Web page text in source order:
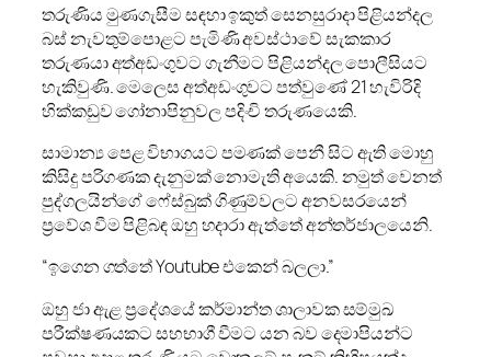
තරුණිය මුණගැසීම සඳහා ඉකුත් සෙනසුරාදා පිළියන්දල
බස් නැවතුම්පොළට පැමිණි අවස්ථාවේ සැකකාර
තරුණයා අත්අඩංගුවට ගැනීමට පිළියන්දල පොලීසියට
හැකිවුණි. මෙලෙස අත්අඩංගුවට පත්වුණේ 21 හැවිරිදි
හික්කඩුව ගෝනාපිනුවල පදිංචි තරුණයෙකි.
සාමාන්‍ය පෙළ විභාගයට පමණක් පෙනී සිට ඇති මොහු
කිසිදු පරිගණක දැනුමක් නොමැති අයෙකි. නමුත් වෙනත්
පුද්ගලයින්ගේ ෆේස්බුක් ගිණුම්වලට අනවසරයෙන්
ප්‍රවේශ වීම පිළිබඳ ඔහු හදාරා ඇත්තේ අන්තර්ජාලයෙනි.
“ඉගෙන ගත්තේ Youtube එකෙන් බලලා.”
ඔහු ජා ඇළ ප්‍රදේශයේ කර්මාන්ත ශාලාවක සම්මුඛ
පරීක්ෂණයකට සහභාගී වීමට යන බව දෙමාපියන්ට